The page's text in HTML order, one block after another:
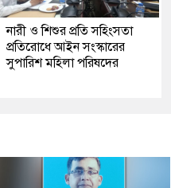
নারী ও শিশুর প্রতি সহিংসতা
প্রতিরোধে আইন সংস্কারের
সুপারিশ মহিলা পরিষদের